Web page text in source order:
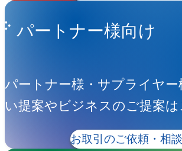
パートナー様向け
パートナー様・サプライヤー
い提案やビジネスのご提案は
お取引のご依頼・相談